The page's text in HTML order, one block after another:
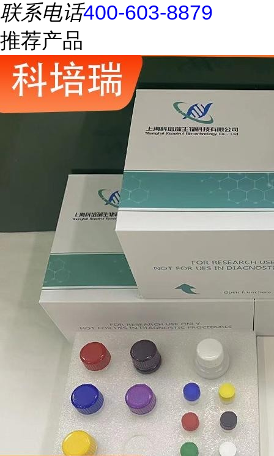
联系电话400-603-8879
推荐产品